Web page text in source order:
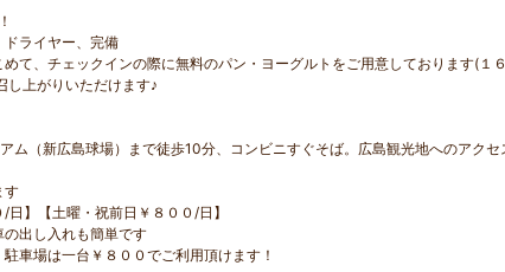
ライヤー、完備
て、チェックインの際に無料のパン・ヨーグルトをご用意しております(１
し上がりいただけます♪
（新広島球場）まで徒歩10分、コンビニすぐそば。広島観光地へのアクセ
す
】【土曜・祝前日￥８００/日】
出し入れも簡単です
車場は一台￥８００でご利用頂けます！